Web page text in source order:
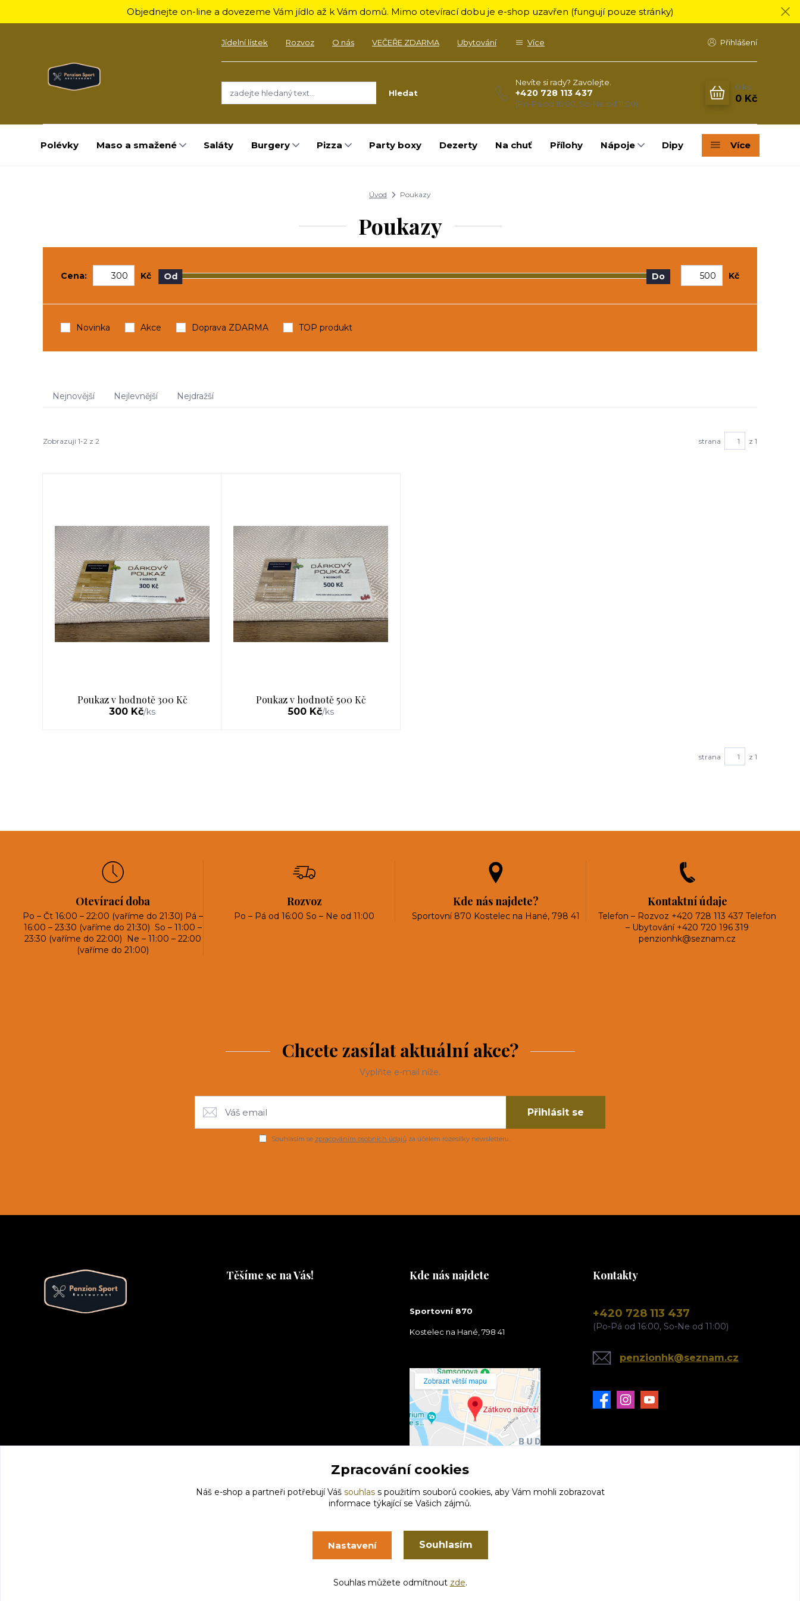
Objednejte on-line a dovezeme Vám jídlo až k Vám domů. Mimo otevírací dobu je e-shop uzavřen (fungují pouze stránky)
Jídelní lístek Rozvoz O nás VEČEŘE ZDARMA Ubytování Více Přihlášení
Hledat
Nevíte si rady? Zavolejte.
+420 728 113 437
(Po-Pá od 16:00, So-Ne od 11:00)
0 ks
0 Kč
Polévky Maso a smažené Saláty Burgery Pizza Party boxy Dezerty Na chuť Přílohy Nápoje Dipy Více
Úvod Poukazy
Poukazy
Cena: Kč Od Do Kč
Novinka Akce Doprava ZDARMA TOP produkt
Nejnovější Nejlevnější Nejdražší
Zobrazuji 1-2 z 2 strana z 1
Poukaz v hodnotě 300 Kč
300 Kč/ks
Poukaz v hodnotě 500 Kč
500 Kč/ks
strana z 1
Otevírací doba
Po – Čt 16:00 – 22:00 (vaříme do 21:30) Pá –
16:00 – 23:30 (vaříme do 21:30) So – 11:00 –
23:30 (vaříme do 22:00) Ne – 11:00 – 22:00
(vaříme do 21:00)
Rozvoz
Po – Pá od 16:00 So – Ne od 11:00
Kde nás najdete?
Sportovní 870 Kostelec na Hané, 798 41
Kontaktní údaje
Telefon – Rozvoz +420 728 113 437 Telefon
– Ubytování +420 720 196 319
penzionhk@seznam.cz
Chcete zasílat aktuální akce?
Vyplňte e-mail níže.
Přihlásit se
Souhlasím se zpracováním osobních údajůza účelem rozesílky newsletteru.
Těšíme se na Vás! Kde nás najdete
Sportovní 870
Kostelec na Hané, 798 41
Kontakty
+420 728 113 437
(Po-Pá od 16:00, So-Ne od 11:00)
penzionhk@seznam.cz
Zpracování cookies
Náš e-shop a partneři potřebují Váš souhlass použitím souborů cookies, aby Vám mohli zobrazovat
informace týkající se Vašich zájmů.
Nastavení Souhlasím
Souhlas můžete odmítnout zde.